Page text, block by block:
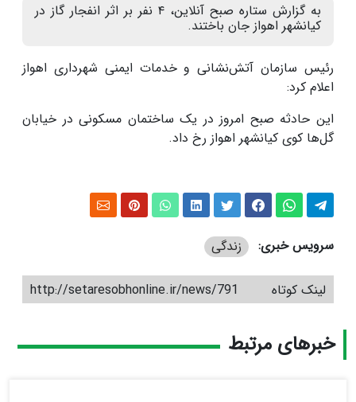
به گزارش ستاره صبح آنلاین، ۴ نفر بر اثر انفجار گاز در
کیانشهر اهواز جان باختند.
رئیس سازمان آتش‌نشانی و خدمات ایمنی شهرداری اهواز
اعلام کرد:
این حادثه صبح امروز در یک ساختمان مسکونی در خیابان
گل‌ها کوی کیانشهر اهواز رخ داد.
سرویس خبری: زندگی
لینک کوتاه http://setaresobhonline.ir/news/791
خبرهای مرتبط